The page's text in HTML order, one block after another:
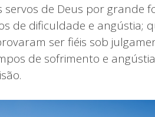
servos de Deus por grande
de dificuldade e angústia;
ser fiéis sob
de sofrimento e